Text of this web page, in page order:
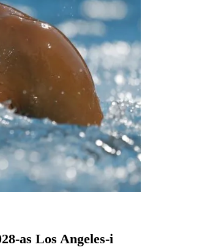
as Los Angeles-i